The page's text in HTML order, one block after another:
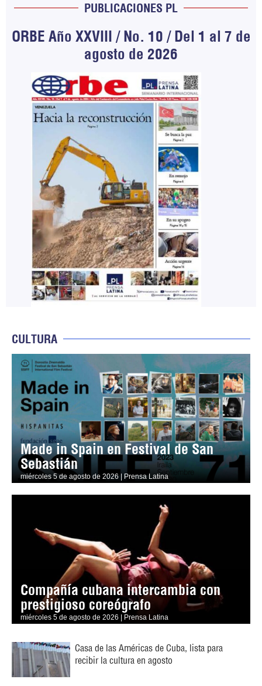
PUBLICACIONES PL
ORBE Año XXVIII / No. 10 / Del 1 al 7 de
agosto de 2026
CULTURA
Made in Spain en Festival de San
Sebastián
miércoles 5 de agosto de 2026 | Prensa Latina
Compañía cubana intercambia con
prestigioso coreógrafo
miércoles 5 de agosto de 2026 | Prensa Latina
Casa de las Américas de Cuba, lista para
recibir la cultura en agosto